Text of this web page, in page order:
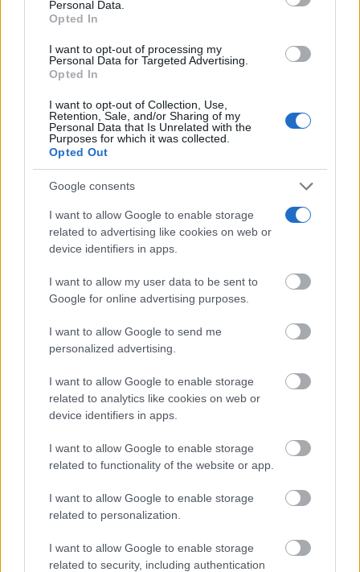
services and may gather and store information including but
not limited to your visit or usage behaviour. You may click to
use your data for below specified purposes in below Google
consent section.
Personal Data.
Opted In
I want to opt-out of processing my
Personal Data for Targeted Advertising.
Opted In
I want to opt-out of Collection, Use,
Retention, Sale, and/or Sharing of my
Personal Data that Is Unrelated with the
Purposes for which it was collected.
Opted Out
Google consents
I want to allow Google to enable storage
related to advertising like cookies on web or
device identifiers in apps.
I want to allow my user data to be sent to
Google for online advertising purposes.
I want to allow Google to send me
personalized advertising.
I want to allow Google to enable storage
related to analytics like cookies on web or
device identifiers in apps.
I want to allow Google to enable storage
related to functionality of the website or app.
I want to allow Google to enable storage
related to personalization.
I want to allow Google to enable storage
related to security, including authentication
¿Sabías que estas apps existen y son súper útiles?
DISCOVER WITH
Últimas noticias
Fallece el expresidente de Eurocaja Rural,
Andrés Gómez Mora, a los...
El próximo eclipse en el Quijote Cósmico de
06/08/2026
incendio de Cabezarrubias...
06/08/2026
El Gobierno regional abre una nueva fase de
06/08/2026